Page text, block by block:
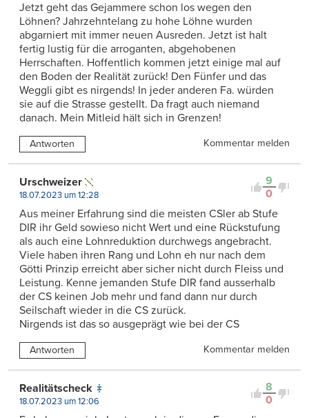
Jetzt geht das Gejammere schon los wegen den
Löhnen? Jahrzehntelang zu hohe Löhne wurden
abgarniert mit immer neuen Ausreden. Jetzt ist halt
fertig lustig für die arroganten, abgehobenen
Herrschaften. Hoffentlich kommen jetzt einige mal auf
den Boden der Realität zurück! Den Fünfer und das
Weggli gibt es nirgends! In jeder anderen Fa. würden
sie auf die Strasse gestellt. Da fragt auch niemand
danach. Mein Mitleid hält sich in Grenzen!
Antworten Kommentar melden
9
0
Urschweizer
18.07.2023 um 12:28
Aus meiner Erfahrung sind die meisten CSler ab Stufe
DIR ihr Geld sowieso nicht Wert und eine Rückstufung
als auch eine Lohnreduktion durchwegs angebracht.
Viele haben ihren Rang und Lohn eh nur nach dem
Götti Prinzip erreicht aber sicher nicht durch Fleiss und
Leistung. Kenne jemanden Stufe DIR fand ausserhalb
der CS keinen Job mehr und fand dann nur durch
Seilschaft wieder in die CS zurück.
Nirgends ist das so ausgeprägt wie bei der CS
Antworten Kommentar melden
8
0
Realitätscheck
18.07.2023 um 12:06